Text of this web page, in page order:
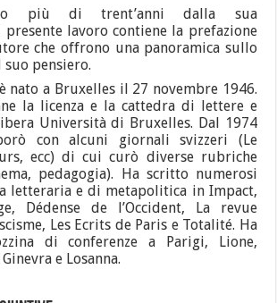
più di trent’anni dalla sua
lavoro contiene la prefazione
che offrono una panoramica sullo
pensiero.
nato a Bruxelles il 27 novembre 1946.
la licenza e la cattedra di lettere e
Università di Bruxelles. Dal 1974
con alcuni giornali svizzeri (Le
ecc) di cui curò diverse rubriche
pedagogia). Ha scritto numerosi
letteraria e di metapolitica in Impact,
Dédense de l’Occident, La revue
Les Ecrits de Paris e Totalité. Ha
di conferenze a Parigi, Lione,
e Losanna.